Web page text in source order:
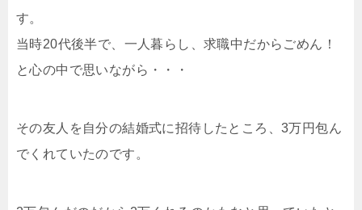
す。
当時20代後半で、一人暮らし、求職中だからごめん！
と心の中で思いながら・・・
その友人を自分の結婚式に招待したところ、3万円包ん
でくれていたのです。